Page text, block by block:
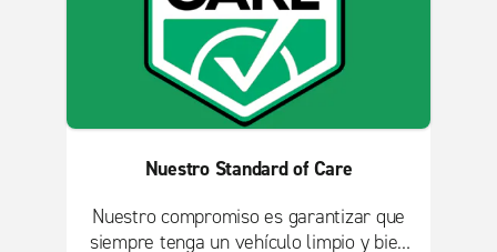
Nuestro Standard of Care
Nuestro compromiso es garantizar que
siempre tenga un vehículo limpio y bien